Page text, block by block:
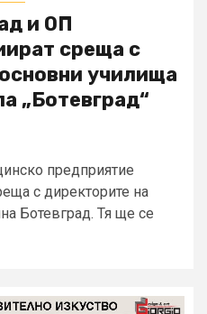
и ОП
среща с
училища
„Ботевград“
предприятие
с директорите на
Ботевград. Тя ще се